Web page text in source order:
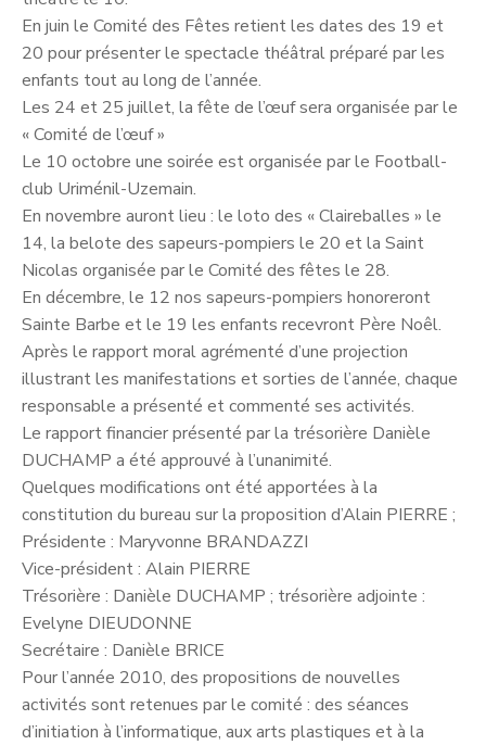
En juin le Comité des Fêtes retient les dates des 19 et
20 pour présenter le spectacle théâtral préparé par les
enfants tout au long de l’année.
Les 24 et 25 juillet, la fête de l’œuf sera organisée par le
« Comité de l’œuf »
Le 10 octobre une soirée est organisée par le Football-
club Uriménil-Uzemain.
En novembre auront lieu : le loto des « Claireballes » le
14, la belote des sapeurs-pompiers le 20 et la Saint
Nicolas organisée par le Comité des fêtes le 28.
En décembre, le 12 nos sapeurs-pompiers honoreront
Sainte Barbe et le 19 les enfants recevront Père Noêl.
Après le rapport moral agrémenté d’une projection
illustrant les manifestations et sorties de l’année, chaque
responsable a présenté et commenté ses activités.
Le rapport financier présenté par la trésorière Danièle
DUCHAMP a été approuvé à l’unanimité.
Quelques modifications ont été apportées à la
constitution du bureau sur la proposition d’Alain PIERRE ;
Présidente : Maryvonne BRANDAZZI
Vice-président : Alain PIERRE
Trésorière : Danièle DUCHAMP ; trésorière adjointe :
Evelyne DIEUDONNE
Secrétaire : Danièle BRICE
Pour l’année 2010, des propositions de nouvelles
activités sont retenues par le comité : des séances
d’initiation à l’informatique, aux arts plastiques et à la